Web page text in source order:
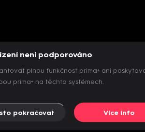
není podporováno
plnou funkčnost prima+ ani
prima+ na těchto systémech.
pokračovat Více info